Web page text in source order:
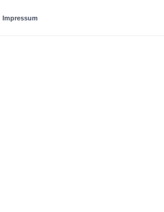
Impressum